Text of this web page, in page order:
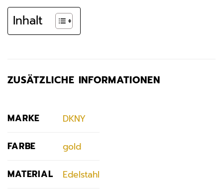
Inhalt
ZUSÄTZLICHE INFORMATIONEN
MARKE DKNY
FARBE gold
MATERIAL Edelstahl